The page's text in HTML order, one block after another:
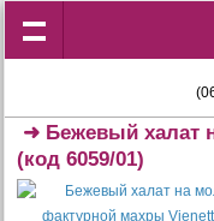
➜ Бежевый халат
(код 6059/01)